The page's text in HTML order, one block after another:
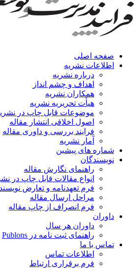
صفحه اصلی
اطلاعات نشریه
درباره نشریه
اهداف و چشم انداز
همکاران نشریه
هیأت تحریریه نشریه
موضوعات قابل چاپ در
اصول اخلاقی انتشار مقاله
فرایند بررسی و داوری مقاله
آمار نشریه
شماره های پیشین
نویسندگان
راهنمای نگارش مقاله
انواع مقالات قابل چاپ
فرم تعهدنامه و تعارض
مراحل ارسال مقاله
فرم انصراف از چاپ مقاله
داوران
داوران هر سال
راهنمای ثبت نامه در Publons
تماس با ما
اطلاعات تماس
فرم برقراری ارتباط